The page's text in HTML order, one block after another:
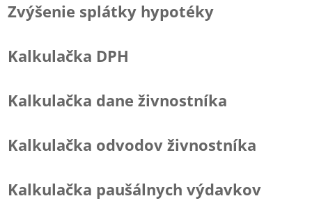
Zvýšenie splátky hypotéky
Kalkulačka DPH
Kalkulačka dane živnostníka
Kalkulačka odvodov živnostníka
Kalkulačka paušálnych výdavkov